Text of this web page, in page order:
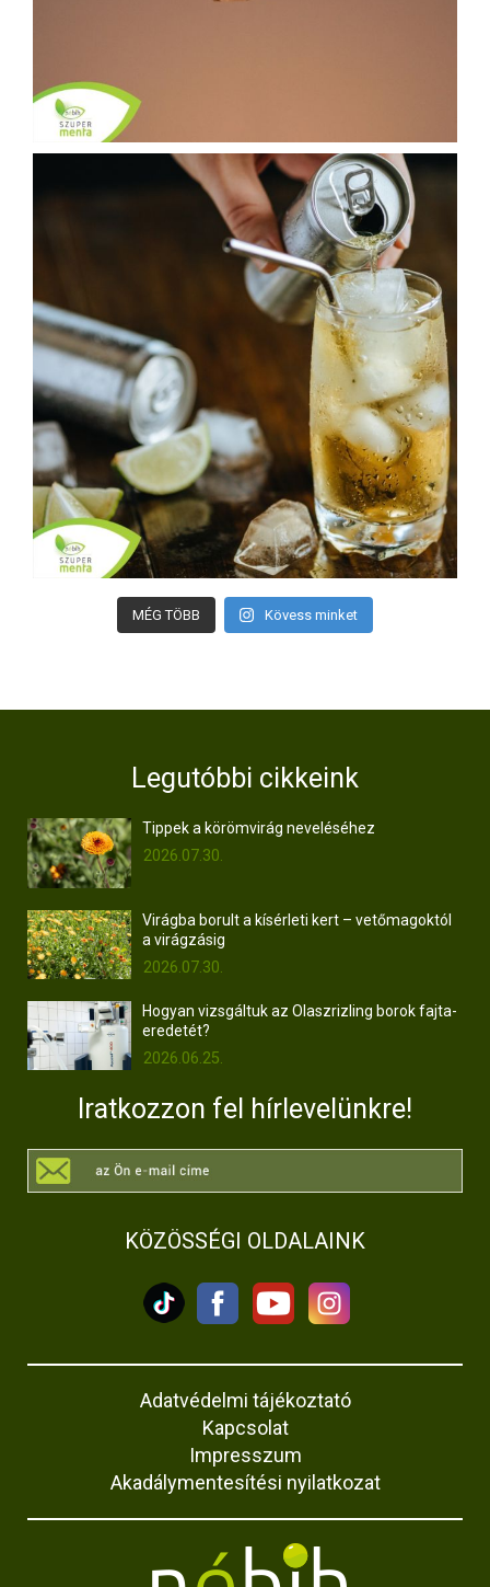
MÉG TÖBB Kövess minket
Legutóbbi cikkeink
Tippek a körömvirág neveléséhez
2026.07.30.
Virágba borult a kísérleti kert – vetőmagoktól
a virágzásig
2026.07.30.
Hogyan vizsgáltuk az Olaszrizling borok fajta-
eredetét?
2026.06.25.
Iratkozzon fel hírlevelünkre!
KÖZÖSSÉGI OLDALAINK
Adatvédelmi tájékoztató
Kapcsolat
Impresszum
Akadálymentesítési nyilatkozat